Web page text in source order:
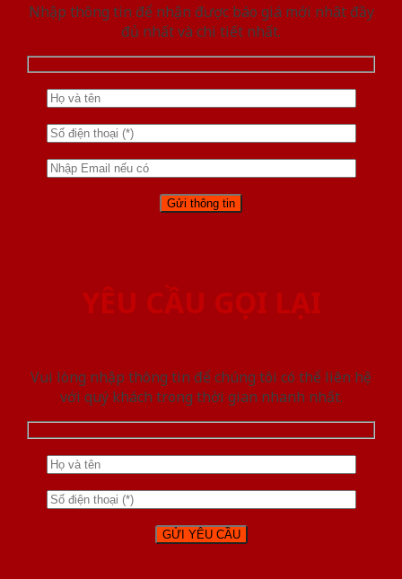
Nhập thông tin để nhận được báo giá mới nhât đầy
đủ nhất và chi tiết nhất.
YÊU CẦU GỌI LẠI
Vui lòng nhập thông tin để chúng tôi có thể liên hệ
với quý khách trong thời gian nhanh nhất.